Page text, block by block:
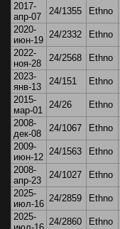
2017-
апр-07
24/1355 Ethno
2020-
июн-19
24/2332 Ethno
2022-
ноя-28
24/2568 Ethno
2023-
янв-13
24/151 Ethno
2015-
мар-01
24/26 Ethno
2008-
дек-08
24/1067 Ethno
2009-
июн-12
24/1563 Ethno
2008-
апр-23
24/1027 Ethno
2025-
июл-16
24/2859 Ethno
2025-
24/2860 Ethno